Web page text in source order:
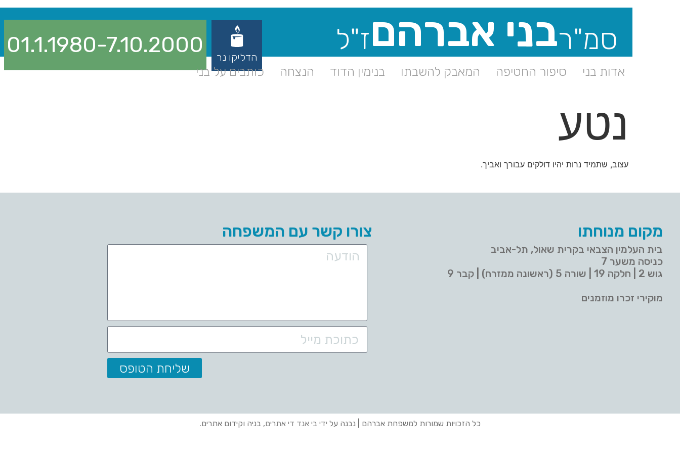
סמ"רבני אברהםז"ל
אדות בני סיפור החטיפה המאבק להשבתו בנימין הדוד הנצחה כותבים על בני
הדליקו נר 01.1.1980-7.10.2000
נטע
עצוב, שתמיד נרות יהיו דולקים עבורך ואביך.
מקום מנוחתו
בית העלמין הצבאי בקרית שאול, תל-אביב
כניסה משער 7
גוש 2 | חלקה 19 | שורה 5 (ראשונה ממזרח) | קבר 9
מוקירי זכרו מוזמנים
צורו קשר עם המשפחה
שליחת הטופס
כל הזכויות שמורות למשפחת אברהם | נבנה על ידי בי אנד די אתרים, בניה וקידום אתרים.